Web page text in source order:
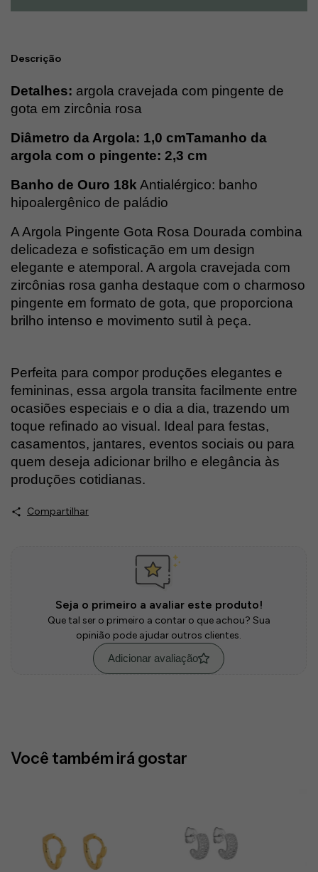
Descrição
Detalhes: argola cravejada com pingente de
gota em zircônia rosa
Diâmetro da Argola: 1,0 cmTamanho da
argola com o pingente: 2,3 cm
Banho de Ouro 18k Antialérgico: banho
hipoalergênico de paládio
A Argola Pingente Gota Rosa Dourada combina
delicadeza e sofisticação em um design
elegante e atemporal. A argola cravejada com
zircônias rosa ganha destaque com o charmoso
pingente em formato de gota, que proporciona
brilho intenso e movimento sutil à peça.
Perfeita para compor produções elegantes e
femininas, essa argola transita facilmente entre
ocasiões especiais e o dia a dia, trazendo um
toque refinado ao visual. Ideal para festas,
casamentos, jantares, eventos sociais ou para
quem deseja adicionar brilho e elegância às
produções cotidianas.
Compartilhar
Seja o primeiro a avaliar este produto!
Que tal ser o primeiro a contar o que achou? Sua
opinião pode ajudar outros clientes.
Adicionar avaliação
Você também irá gostar